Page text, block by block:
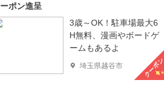
ポン進呈
3歳～OK！駐車場最大6
H無料、漫画やボードゲ
ームもあるよ
埼玉県越谷市 クーポン